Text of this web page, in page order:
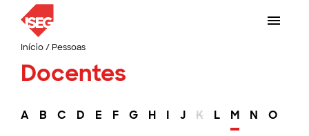
Início/ Pessoas
Docentes
A B C D E F G H I J K L M N O